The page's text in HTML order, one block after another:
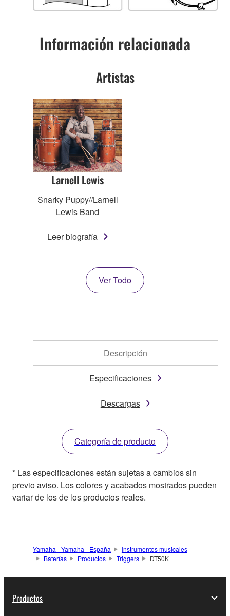
Información relacionada
Artistas
Larnell Lewis
Snarky Puppy//Larnell
Lewis Band
Leer biografía
Ver Todo
Descripción
Especificaciones
Descargas
Categoría de producto
* Las especificaciones están sujetas a cambios sin
previo aviso. Los colores y acabados mostrados pueden
variar de los de los productos reales.
Yamaha - Yamaha - España
Instrumentos musicales
Baterías
Productos Triggers DT50K
Productos